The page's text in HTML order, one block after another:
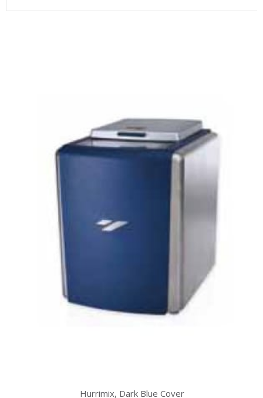
Hurrimix, Dark Blue Cover